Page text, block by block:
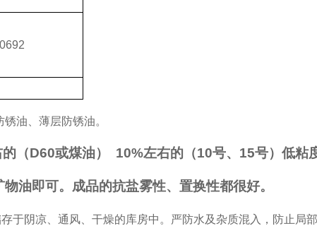
油、薄层防锈油。
（D60或煤油） 10%左右的（10号、 15号）低粘
物油即可。成品的抗盐雾性、置换性都很好。
于阴凉、通风、干燥的库房中。严防水及杂质混入，防止局部